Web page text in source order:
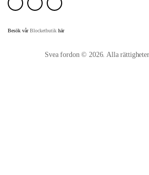
Besök vårBlocketbutik här
Svea fordon © 2026. Alla